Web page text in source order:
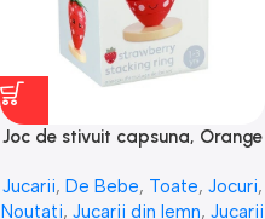
Joc de stivuit capsuna, Orange
Jucarii, De Bebe, Toate, Jocuri,
Noutati, Jucarii din lemn, Jucarii